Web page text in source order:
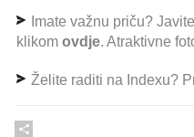
Imate važnu priču?
klikom ovdje. Atraktivne
Želite raditi na Indexu?